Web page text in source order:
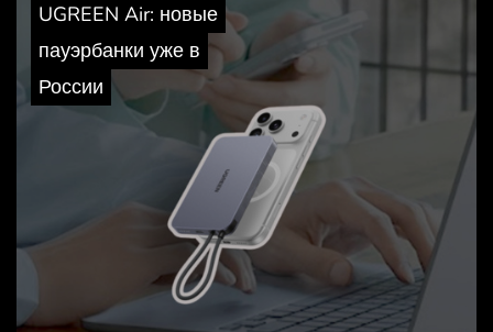
UGREEN Air: новые
пауэрбанки уже в
России